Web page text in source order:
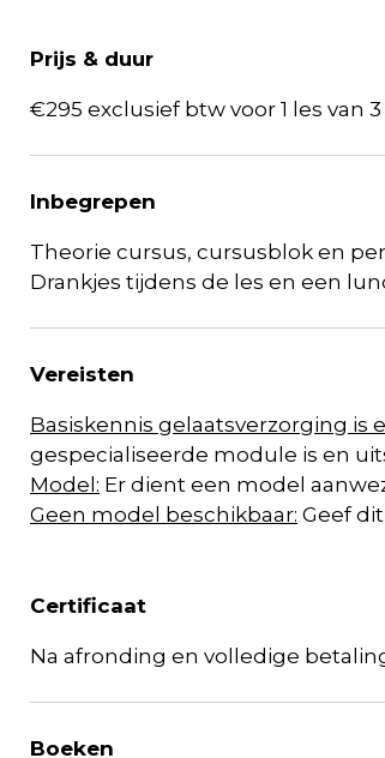
Prijs & duur
€295 exclusief btw voor 1 les van
Inbegrepen
Theorie cursus, cursusblok en
Drankjes tijdens de les en een
Vereisten
Basiskennis gelaatsverzorging is
gespecialiseerde module is en
Model: Er dient een model
Geen model beschikbaar: Geef
Certificaat
Na afronding en volledige
Boeken